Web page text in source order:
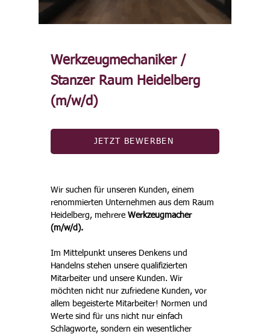
Werkzeugmechaniker /
Stanzer Raum Heidelberg
(m/w/d)
JETZT BEWERBEN
Wir suchen für unseren Kunden, einem
renommierten Unternehmen aus dem Raum
Heidelberg, mehrere Werkzeugmacher
(m/w/d).
Im Mittelpunkt unseres Denkens und
Handelns stehen unsere qualifizierten
Mitarbeiter und unsere Kunden. Wir
möchten nicht nur zufriedene Kunden, vor
allem begeisterte Mitarbeiter! Normen und
Werte sind für uns nicht nur einfach
Schlagworte, sondern ein wesentlicher